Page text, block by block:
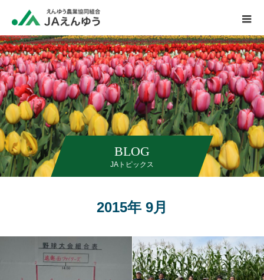
BLOG
JAトピックス
2015年 9月